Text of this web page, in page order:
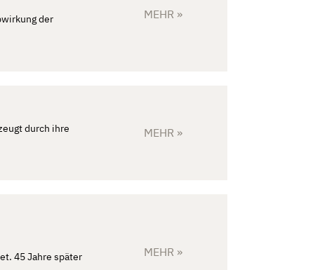
der
MEHR »
durch ihre
MEHR »
45 Jahre später
MEHR »